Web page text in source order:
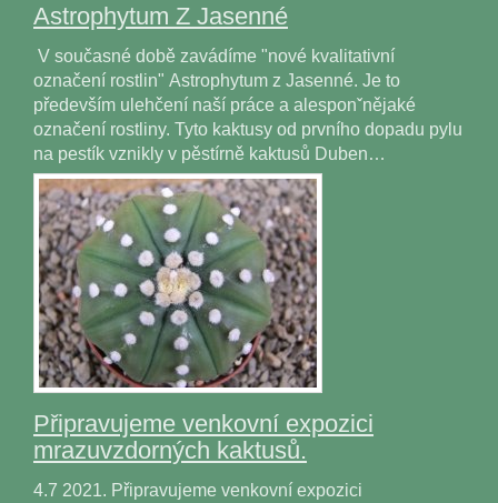
Astrophytum Z Jasenné
V současné době zavádíme "nové kvalitativní
označení rostlin" Astrophytum z Jasenné. Je to
především ulehčení naší práce a alesponˇnějaké
označení rostliny. Tyto kaktusy od prvního dopadu pylu
na pestík vznikly v pěstírně kaktusů Duben…
Připravujeme venkovní expozici
mrazuvzdorných kaktusů.
4.7 2021. Připravujeme venkovní expozici